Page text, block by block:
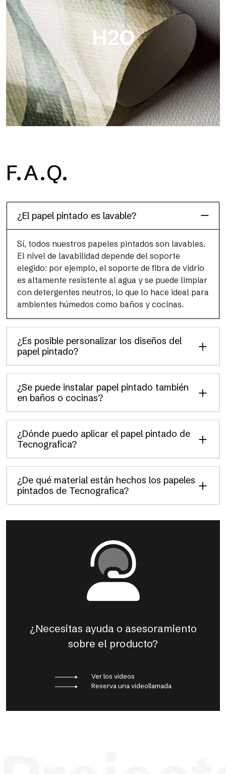
cobre y ricos.
H2O
H2O es el papel pintado de baño de fibra de vidrio
impermeable, ideal para cabinas de ducha y ambientes
F.A.Q.
¿El papel pintado es lavable?
Sí, todos nuestros papeles pintados son lavables.
El nivel de lavabilidad depende del soporte
elegido: por ejemplo, el soporte de fibra de vidrio
es altamente resistente al agua y se puede limpiar
con detergentes neutros, lo que lo hace ideal para
ambientes húmedos como baños y cocinas.
¿Es posible personalizar los diseños del
papel pintado?
¿Se puede instalar papel pintado también
en baños o cocinas?
¿Dónde puedo aplicar el papel pintado de
Tecnografica?
¿De qué material están hechos los papeles
pintados de Tecnografica?
¿Necesitas ayuda o asesoramiento
sobre el producto?
Ver los videos
Reserva una videollamada